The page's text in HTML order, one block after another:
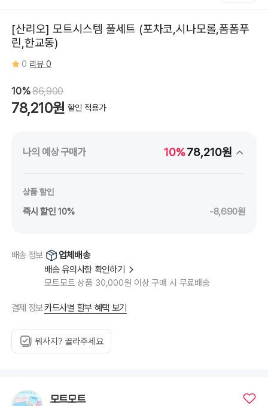
[산리오] 모트시스템 풀세트 (포차코,시나모롤,폼폼푸
린,한교동)
0 리뷰 0
10%86,900
78,210원 할인 적용가
나의 예상 구매가 10%78,210원
상품 할인
즉시 할인 10% -8,690원
배송 정보
업체배송
배송 유의사항 확인하기
모트모트 상품 30,000원 이상 구매 시 무료배송
결제 정보카드사별 할부 혜택 보기
뭐사지? 골라주세요
모트모트